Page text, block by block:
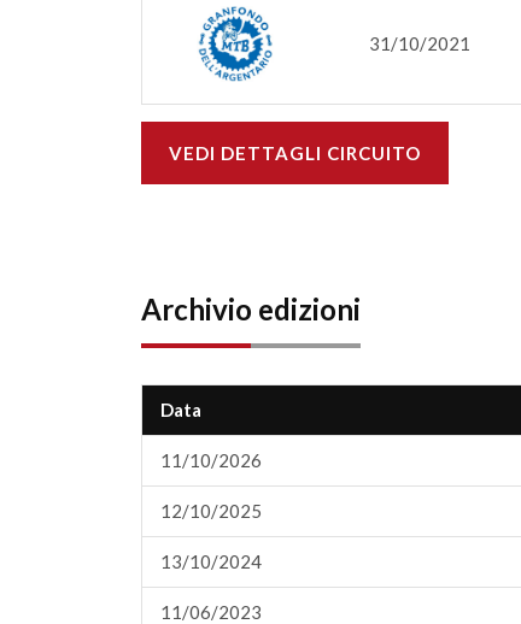
31/10/2021
VEDI DETTAGLI CIRCUITO
Archivio edizioni
Data
11/10/2026
12/10/2025
13/10/2024
11/06/2023